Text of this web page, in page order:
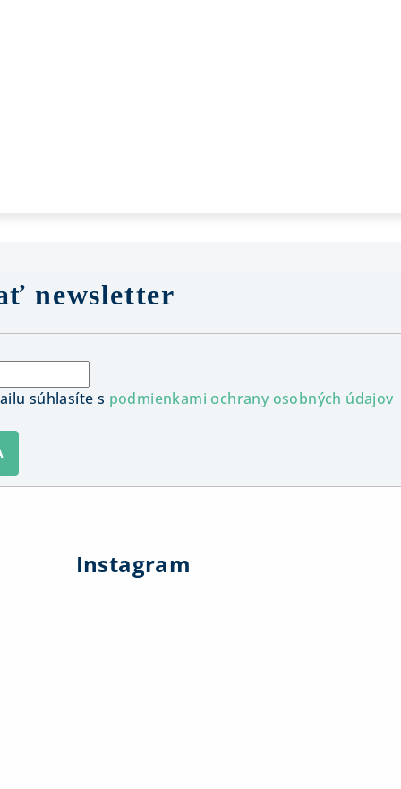
newsletter
súhlasíte s podmienkami ochrany osobných údajov
Instagram